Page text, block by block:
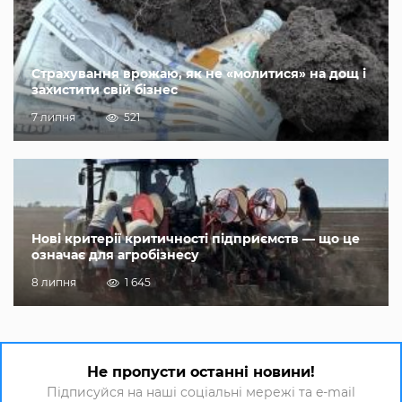
Страхування врожаю, як не «молитися» на дощ і
захистити свій бізнес
7 липня 521
Нові критерії критичності підприємств — що це
означає для агробізнесу
8 липня 1 645
Не пропусти останні новини!
Підписуйся на наші соціальні мережі та e-mail